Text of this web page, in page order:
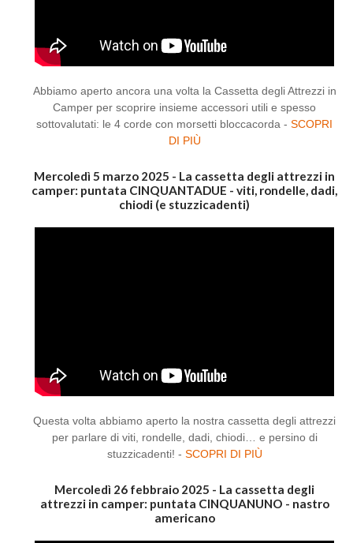
Abbiamo aperto ancora una volta la Cassetta degli Attrezzi in
Camper per scoprire insieme accessori utili e spesso
sottovalutati: le 4 corde con morsetti bloccacorda - SCOPRI
DI PIÙ
Mercoledì 5 marzo 2025 - La cassetta degli attrezzi in
camper: puntata CINQUANTADUE - viti, rondelle, dadi,
chiodi (e stuzzicadenti)
Questa volta abbiamo aperto la nostra cassetta degli attrezzi
per parlare di viti, rondelle, dadi, chiodi… e persino di
stuzzicadenti! - SCOPRI DI PIÙ
Mercoledì 26 febbraio 2025 - La cassetta degli
attrezzi in camper: puntata CINQUANUNO - nastro
americano